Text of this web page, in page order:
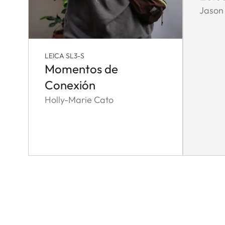
LEICA SL3-S
Momentos de
Conexión
Holly-Marie Cato